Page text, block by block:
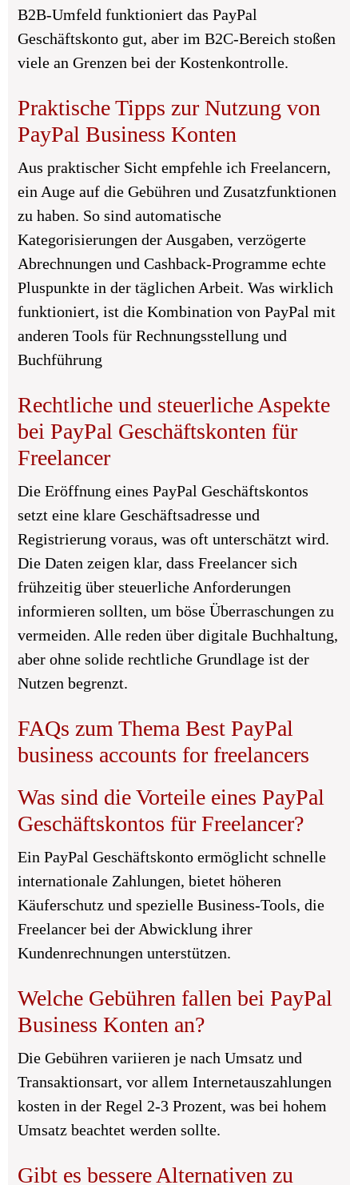
B2B-Umfeld funktioniert das PayPal
Geschäftskonto gut, aber im B2C-Bereich stoßen
viele an Grenzen bei der Kostenkontrolle.
Praktische Tipps zur Nutzung von
PayPal Business Konten
Aus praktischer Sicht empfehle ich Freelancern,
ein Auge auf die Gebühren und Zusatzfunktionen
zu haben. So sind automatische
Kategorisierungen der Ausgaben, verzögerte
Abrechnungen und Cashback-Programme echte
Pluspunkte in der täglichen Arbeit. Was wirklich
funktioniert, ist die Kombination von PayPal mit
anderen Tools für Rechnungsstellung und
Buchführung
Rechtliche und steuerliche Aspekte
bei PayPal Geschäftskonten für
Freelancer
Die Eröffnung eines PayPal Geschäftskontos
setzt eine klare Geschäftsadresse und
Registrierung voraus, was oft unterschätzt wird.
Die Daten zeigen klar, dass Freelancer sich
frühzeitig über steuerliche Anforderungen
informieren sollten, um böse Überraschungen zu
vermeiden. Alle reden über digitale Buchhaltung,
aber ohne solide rechtliche Grundlage ist der
Nutzen begrenzt.
FAQs zum Thema Best PayPal
business accounts for freelancers
Was sind die Vorteile eines PayPal
Geschäftskontos für Freelancer?
Ein PayPal Geschäftskonto ermöglicht schnelle
internationale Zahlungen, bietet höheren
Käuferschutz und spezielle Business-Tools, die
Freelancer bei der Abwicklung ihrer
Kundenrechnungen unterstützen.
Welche Gebühren fallen bei PayPal
Business Konten an?
Die Gebühren variieren je nach Umsatz und
Transaktionsart, vor allem Internetauszahlungen
kosten in der Regel 2-3 Prozent, was bei hohem
Umsatz beachtet werden sollte.
Gibt es bessere Alternativen zu